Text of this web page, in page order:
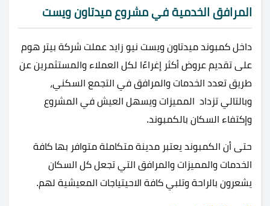
المرافق الخدمية في مشروع ميدتاون ويست
داخل كمبوند ميدتاون ويست نيو زايد عملت شركة بيتر هوم
على تقديم عروض أكثر إغراءًا لكل العملاء والمستثمرين عن
طريق تعدد الخدمات والمرافق في التجمع السكني،
وبالتالي تزداد المميزات ويسهل العيش في المشروع
وإكتفاء السكان بالكمبوند.
حتى أن الكمبوند يعتبر مدينة متكاملة متوافر بها كافة
الخدمات والمميزات والمرافق التي تجعل كل السكان
يشعرون بالراحة وتلبي كافة الاحيتياجات المعيشية لهم.